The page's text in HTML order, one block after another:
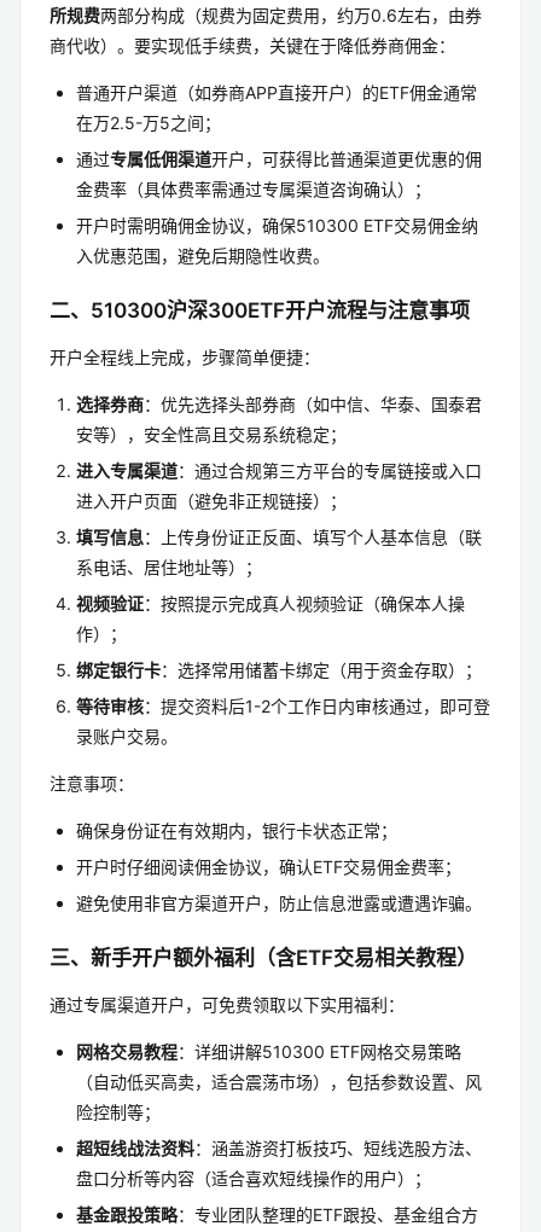
所规费两部分构成（规费为固定费用，约万0.6左右，由券
商代收）。要实现低手续费，关键在于降低券商佣金：
普通开户渠道（如券商APP直接开户）的ETF佣金通常
在万2.5-万5之间；
通过专属低佣渠道开户，可获得比普通渠道更优惠的佣
金费率（具体费率需通过专属渠道咨询确认）；
开户时需明确佣金协议，确保510300 ETF交易佣金纳
入优惠范围，避免后期隐性收费。
二、510300沪深300ETF开户流程与注意事项
开户全程线上完成，步骤简单便捷：
选择券商：优先选择头部券商（如中信、华泰、国泰君
安等），安全性高且交易系统稳定；
进入专属渠道：通过合规第三方平台的专属链接或入口
进入开户页面（避免非正规链接）；
填写信息：上传身份证正反面、填写个人基本信息（联
系电话、居住地址等）；
视频验证：按照提示完成真人视频验证（确保本人操
作）；
绑定银行卡：选择常用储蓄卡绑定（用于资金存取）；
等待审核：提交资料后1-2个工作日内审核通过，即可登
录账户交易。
注意事项：
确保身份证在有效期内，银行卡状态正常；
开户时仔细阅读佣金协议，确认ETF交易佣金费率；
避免使用非官方渠道开户，防止信息泄露或遭遇诈骗。
三、新手开户额外福利（含ETF交易相关教程）
通过专属渠道开户，可免费领取以下实用福利：
网格交易教程：详细讲解510300 ETF网格交易策略
（自动低买高卖，适合震荡市场），包括参数设置、风
险控制等；
超短线战法资料：涵盖游资打板技巧、短线选股方法、
盘口分析等内容（适合喜欢短线操作的用户）；
基金跟投策略：专业团队整理的ETF跟投、基金组合方